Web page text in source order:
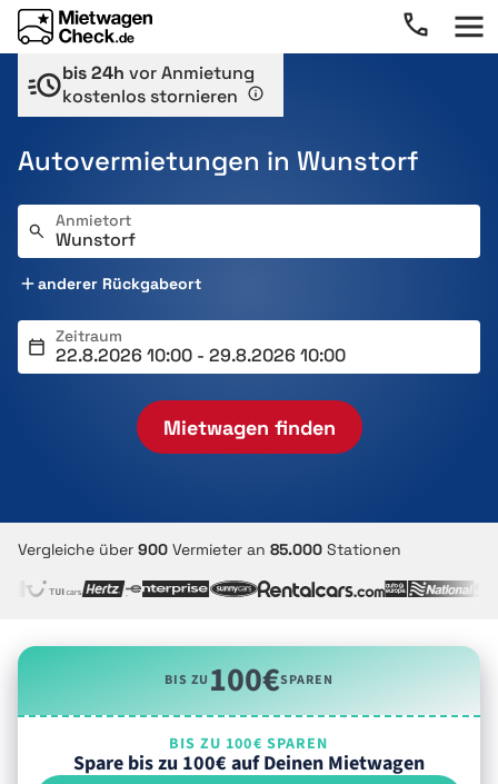
bis 24h vor Anmietung
kostenlos stornieren
Autovermietungen in Wunstorf
Anmietort
anderer Rückgabeort
Zeitraum
Mietwagen finden
Vergleiche über 900 Vermieter an 85.000 Stationen
BIS ZU100€SPAREN
BIS ZU 100€ SPAREN
Spare bis zu 100€ auf Deinen Mietwagen